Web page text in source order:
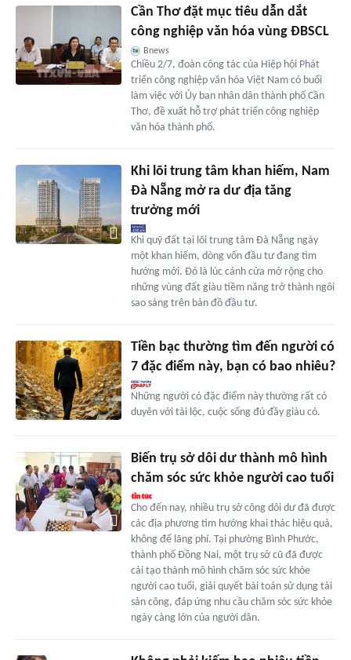
Cần Thơ đặt mục tiêu dẫn dắt
công nghiệp văn hóa vùng ĐBSCL
Bnews
Chiều 2/7, đoàn công tác của Hiệp hội Phát
triển công nghiệp văn hóa Việt Nam có buổi
làm việc với Ủy ban nhân dân thành phố Cần
Thơ, đề xuất hỗ trợ phát triển công nghiệp
văn hóa thành phố.
Khi lõi trung tâm khan hiếm, Nam
Đà Nẵng mở ra dư địa tăng
trưởng mới
Khi quỹ đất tại lõi trung tâm Đà Nẵng ngày
một khan hiếm, dòng vốn đầu tư đang tìm
hướng mới. Đó là lúc cánh cửa mở rộng cho
những vùng đất giàu tiềm năng trở thành ngôi
sao sáng trên bản đồ đầu tư.
Tiền bạc thường tìm đến người có
7 đặc điểm này, bạn có bao nhiêu?
Những người có đặc điểm này thường rất có
duyên với tài lộc, cuộc sống đủ đầy giàu có.
Biến trụ sở dôi dư thành mô hình
chăm sóc sức khỏe người cao tuổi
Cho đến nay, nhiều trụ sở công dôi dư đã được
các địa phương tìm hướng khai thác hiệu quả,
không để lãng phí. Tại phường Bình Phước,
thành phố Đồng Nai, một trụ sở cũ đã được
cải tạo thành mô hình chăm sóc sức khỏe
người cao tuổi, giải quyết bài toán sử dụng tài
sản công, đáp ứng nhu cầu chăm sóc sức khỏe
ngày càng lớn của người dân.